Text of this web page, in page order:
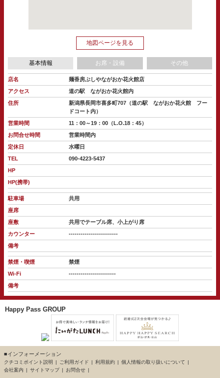
地図ページを見る
基本情報 お席・設備 その他
店名
麺香房ぶしやながおか花火館店
アクセス
道の駅 ながおか花火館内
住所
新潟県長岡市喜多町707（道の駅 ながおか花火館 フー
ドコート内）
営業時間
11：00～19：00（L.O.18：45）
お問合せ時間
営業時間内
定休日
水曜日
TEL
090-4223-5437
HP
HP(携帯)
駐車場
共用
座席
座敷
共用でテーブル席、小上がり席
カウンター
-------------------------
備考
禁煙・喫煙
禁煙
Wi-Fi
------------------------
備考
Happy Pass GROUP
■インフォーメーション
クチコミポイント説明 ご利用ガイド 利用規約
個人情報の取り扱いについて
会社案内
サイトマップ お問合せ